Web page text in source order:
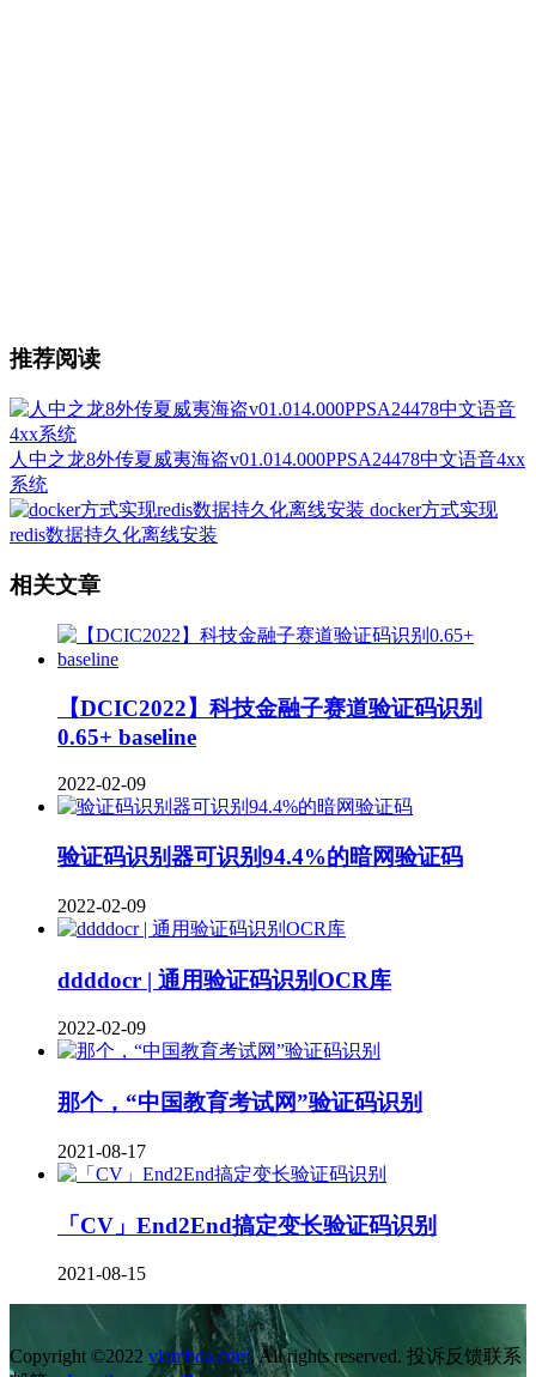
推荐阅读
人中之龙8外传夏威夷海盗v01.014.000PPSA24478中文语音4xx
系统
docker方式实现
redis数据持久化离线安装
相关文章
【DCIC2022】科技金融子赛道验证码识别
0.65+ baseline
2022-02-09
验证码识别器可识别94.4%的暗网验证码
2022-02-09
ddddocr | 通用验证码识别OCR库
2022-02-09
那个，“中国教育考试网”验证码识别
2021-08-17
「CV」End2End搞定变长验证码识别
2021-08-15
Copyright ©2022 vlambda.com. All rights reserved. 投诉反馈联系